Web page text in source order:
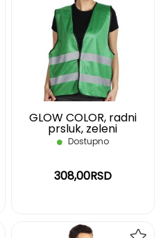
GLOW COLOR, radni
prsluk, zeleni
Dostupno
308,00RSD